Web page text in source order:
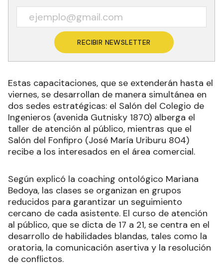
RECIBIR NEWSLETTER
Estas capacitaciones, que se extenderán hasta el
viernes, se desarrollan de manera simultánea en
dos sedes estratégicas: el Salón del Colegio de
Ingenieros (avenida Gutnisky 1870) alberga el
taller de atención al público, mientras que el
Salón del Fonfipro (José María Uriburu 804)
recibe a los interesados en el área comercial.
Según explicó la coaching ontológico Mariana
Bedoya, las clases se organizan en grupos
reducidos para garantizar un seguimiento
cercano de cada asistente. El curso de atención
al público, que se dicta de 17 a 21, se centra en el
desarrollo de habilidades blandas, tales como la
oratoria, la comunicación asertiva y la resolución
de conflictos.